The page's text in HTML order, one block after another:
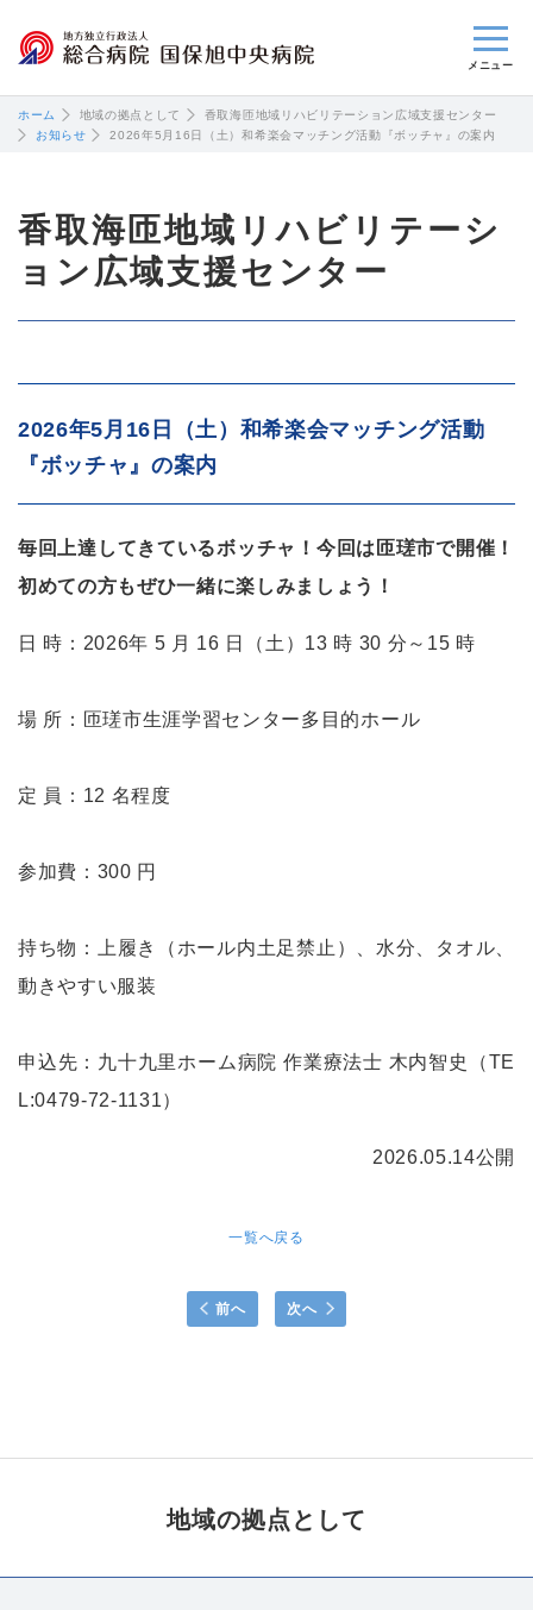
ホーム 地域の拠点として
香取海匝地域リハビリテーション広域支援センター
お知らせ
2026年5月16日（土）和希楽会マッチング活動『ボッチャ』の案内
香取海匝地域リハビリテーシ
ョン広域支援センター
2026年5月16日（土）和希楽会マッチング活動
『ボッチャ』の案内
毎回上達してきているボッチャ！今回は匝瑳市で開催！
初めての方もぜひ一緒に楽しみましょう！
日 時：2026年 5 月 16 日（土）13 時 30 分～15 時
場 所：匝瑳市生涯学習センター多目的ホール
定 員：12 名程度
参加費：300 円
持ち物：上履き（ホール内土足禁止）、水分、タオル、
動きやすい服装
申込先：九十九里ホーム病院 作業療法士 木内智史（TE
L:0479-72-1131）
2026.05.14公開
前へ
一覧へ戻る
次へ
地域の拠点として